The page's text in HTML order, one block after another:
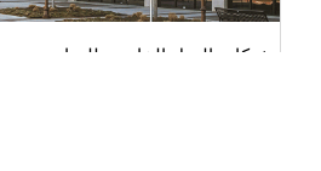
شبكات الجيل الخامس للمتاجر